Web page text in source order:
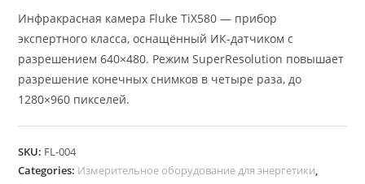
Инфракрасная камера Fluke TiX580 — прибор
экспертного класса, оснащённый ИК-датчиком с
разрешением 640×480. Режим SuperResolution повышает
разрешение конечных снимков в четыре раза, до
1280×960 пикселей.
SKU: FL-004
Categories: Измерительное оборудование для энергетики,